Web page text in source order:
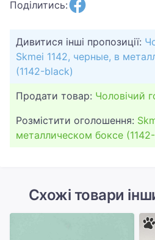
Поділитись:
Дивитися інші пропозиції:
Skmei 1142, черные, в
(1142-black)
Продати товар: Чоловічий
Розмістити оголошення:
металлическом боксе
Схожі товари